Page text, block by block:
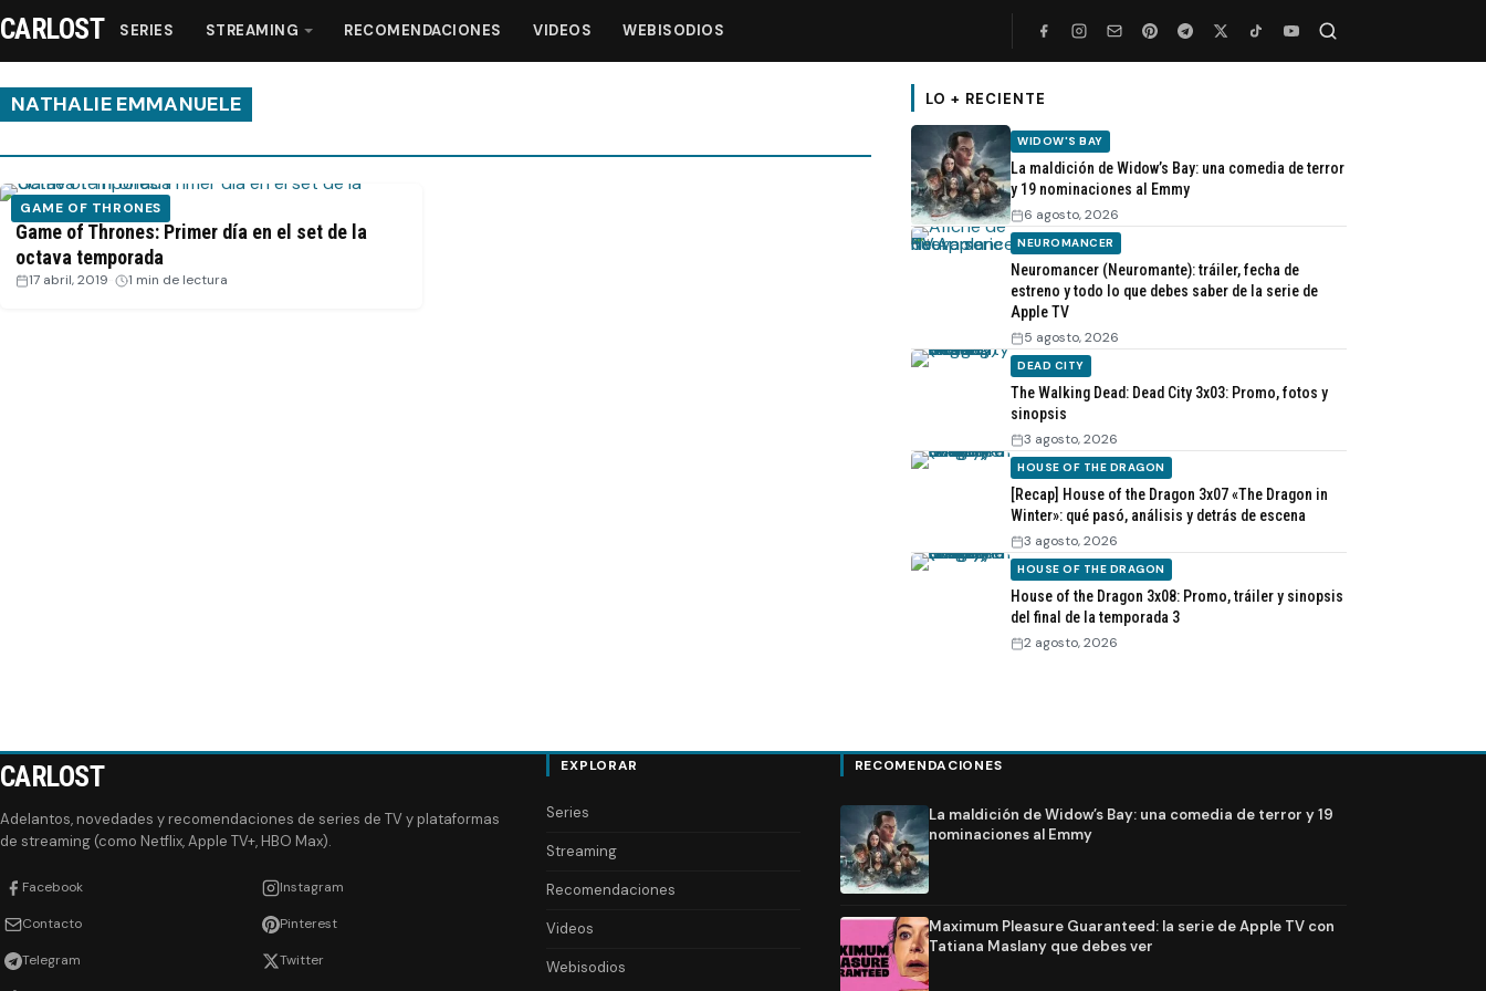
Streaming
Recomendaciones
CARLOST SERIES STREAMING RECOMENDACIONES VIDEOS WEBISODIOS
NATHALIE EMMANUELE
GAME OF THRONES
Game of Thrones: Primer día en el set de la
octava temporada
17 abril, 2019 1 min de lectura
LO + RECIENTE
WIDOW'S BAY
La maldición de Widow’s Bay: una comedia de terror
y 19 nominaciones al Emmy
6 agosto, 2026
NEUROMANCER
Neuromancer (Neuromante): tráiler, fecha de
estreno y todo lo que debes saber de la serie de
Apple TV
5 agosto, 2026
DEAD CITY
The Walking Dead: Dead City 3x03: Promo, fotos y
sinopsis
3 agosto, 2026
HOUSE OF THE DRAGON
[Recap] House of the Dragon 3x07 «The Dragon in
Winter»: qué pasó, análisis y detrás de escena
3 agosto, 2026
HOUSE OF THE DRAGON
House of the Dragon 3x08: Promo, tráiler y sinopsis
del final de la temporada 3
2 agosto, 2026
CARLOST
Adelantos, novedades y recomendaciones de series de TV y plataformas
de streaming (como Netflix, Apple TV+, HBO Max).
Facebook Instagram
Contacto Pinterest
Telegram Twitter
EXPLORAR
Series
Streaming
Recomendaciones
Videos
Webisodios
RECOMENDACIONES
La maldición de Widow’s Bay: una comedia de terror y 19
nominaciones al Emmy
Maximum Pleasure Guaranteed: la serie de Apple TV con
Tatiana Maslany que debes ver